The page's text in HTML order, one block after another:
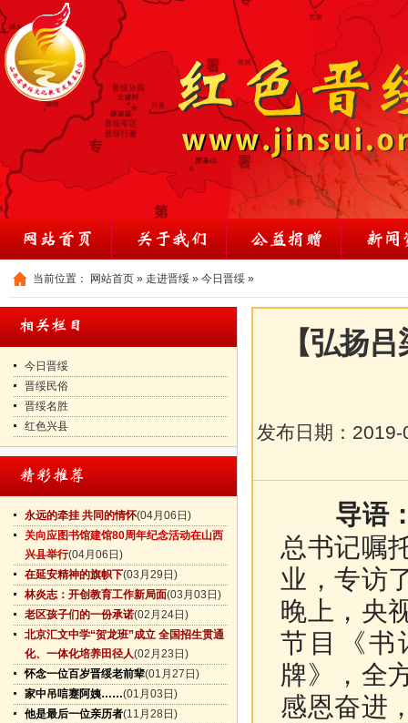
当前位置： 网站首页 » 走进晋绥 » 今日晋绥 »
今日晋绥
晋绥民俗
晋绥名胜
红色兴县
永远的牵挂 共同的情怀(04月06日)
关向应图书馆建馆80周年纪念活动在山西
兴县举行(04月06日)
在延安精神的旗帜下(03月29日)
林炎志：开创教育工作新局面(03月03日)
老区孩子们的一份承诺(02月24日)
北京汇文中学“贺龙班”成立 全国招生贯通
化、一体化培养田径人(02月23日)
怀念一位百岁晋绥老前辈(01月27日)
家中吊唁蹇阿姨……(01月03日)
他是最后一位亲历者(11月28日)
【弘扬
发布日期： 2019-
导语
总书记嘱
业，专访
晚上，央
节目《
牌》，全
感恩奋进